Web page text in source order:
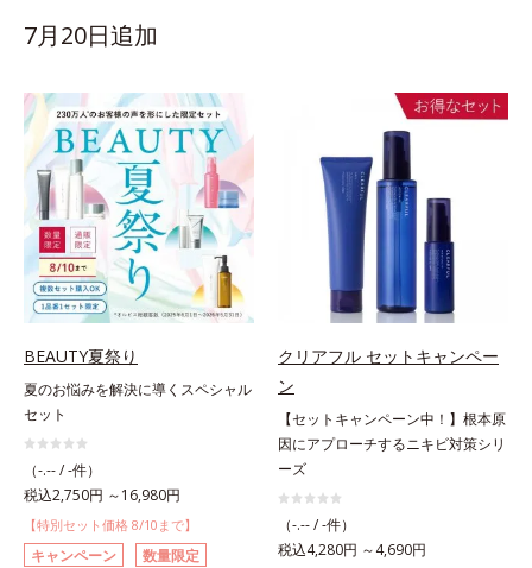
7月20日追加
BEAUTY夏祭り
夏のお悩みを解決に導くスペシャル
セット
（-.-- / -件）
税込2,750円 ～16,980円
【特別セット価格 8/10まで】
キャンペーン
数量限定
クリアフル セットキャンペー
ン
【セットキャンペーン中！】根本原
因にアプローチするニキビ対策シリ
ーズ
（-.-- / -件）
税込4,280円 ～4,690円